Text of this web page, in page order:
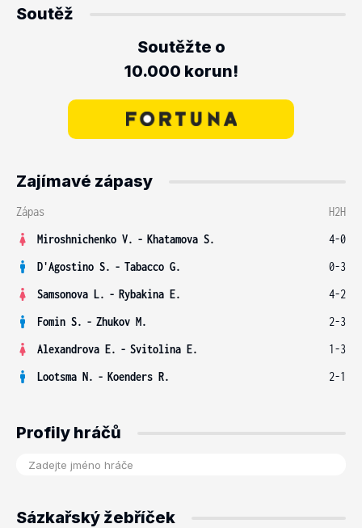
Soutěž
Soutěžte o
10.000 korun!
Zajímavé zápasy
Zápas
H2H
Miroshnichenko V. - Khatamova S.
4-0
D'Agostino S. - Tabacco G.
0-3
Samsonova L. - Rybakina E.
4-2
Fomin S. - Zhukov M.
2-3
Alexandrova E. - Svitolina E.
1-3
Lootsma N. - Koenders R. 2-1
Profily hráčů
Sázkařský žebříček